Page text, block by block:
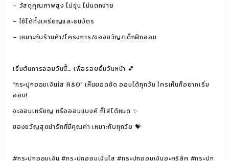
– วัสดุคุณภาพสูง ไม่ขุ่น ไม่แตกง่าย
– ใช้ได้ทั้งเหรียญและธนบัตร
– เหมาะกับร้านค้า/โครงการ/ของขวัญ/เด็กฝึกออม
เริ่มต้นการออมวันนี้… เพื่อรอยยิ้มวันหน้า 💕
“กระปุกออมเงินใส R&O” เห็นยอดชัด ออมได้ทุกวัน ใครเห็นก็อยากเริ่ม
ออม!
จะออมเหรียญ หรือออมแบงค์ ก็ใส่ได้หมด ✨
ของขวัญสุดน่ารักที่มีคุณค่า เหมาะกับทุกวัย 💝
#กระปุกออมเงิน #กระปุกออมเงินใส #กระปุกออมเงินอะคริลิค #กระปุก